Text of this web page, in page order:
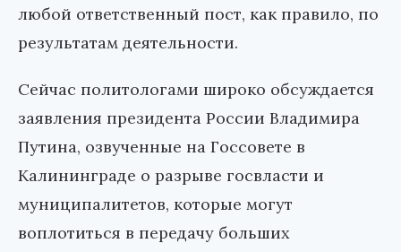
любой ответственный пост, как правило, по
результатам деятельности.
Сейчас политологами широко обсуждается
заявления президента России Владимира
Путина, озвученные на Госсовете в
Калининграде о разрыве госвласти и
муниципалитетов, которые могут
воплотиться в передачу больших